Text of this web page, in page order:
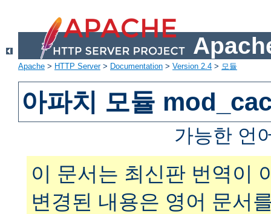
Apache > HTTP Server> Documentation > Version 2.4 > 모듈
아파치 모듈
가능한 언
이 문서는 최신판 번역이
변경된 내용은 영어 문서